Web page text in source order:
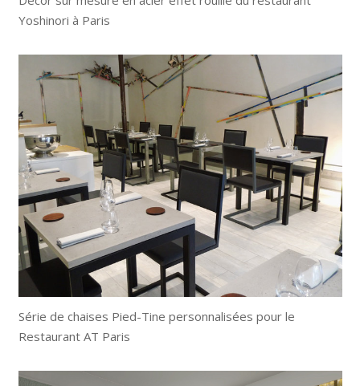
Yoshinori à Paris
Série de chaises Pied-Tine personnalisées pour le
Restaurant AT Paris